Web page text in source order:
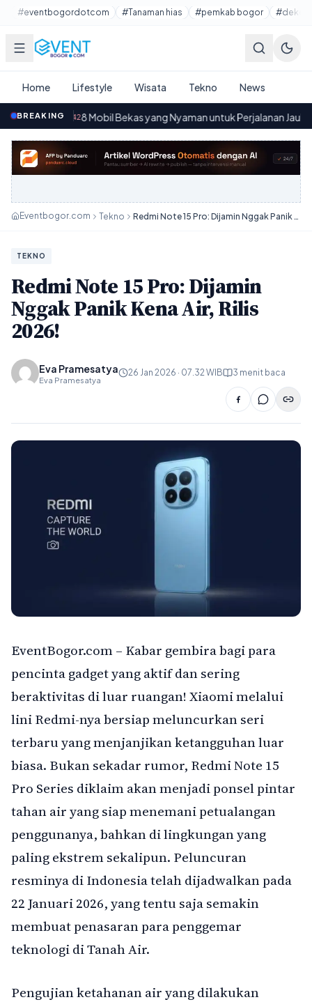
Lewati ke konten utama
#eventbogordotcom #Tanaman hias #pemkab bogor
Home Lifestyle Wisata Tekno News
BREAKING
8 Mobil Bekas yang Nyaman untuk Perjalanan Jauh dengan Harga
Eventbogor.com Tekno Redmi Note 15 Pro: Dijamin Nggak Panik Kena Air, Rilis 2026!
TEKNO
Redmi Note 15 Pro: Dijamin
Nggak Panik Kena Air, Rilis
2026!
Eva Pramesatya
Eva Pramesatya
26 Jan 2026 · 07.32 WIB 3 menit baca
EventBogor.com – Kabar gembira bagi para
pencinta gadget yang aktif dan sering
beraktivitas di luar ruangan! Xiaomi melalui
lini Redmi-nya bersiap meluncurkan seri
terbaru yang menjanjikan ketangguhan luar
biasa. Bukan sekadar rumor, Redmi Note 15
Pro Series diklaim akan menjadi ponsel pintar
tahan air yang siap menemani petualangan
penggunanya, bahkan di lingkungan yang
paling ekstrem sekalipun. Peluncuran
resminya di Indonesia telah dijadwalkan pada
22 Januari 2026, yang tentu saja semakin
membuat penasaran para penggemar
teknologi di Tanah Air.
Pengujian ketahanan air yang dilakukan